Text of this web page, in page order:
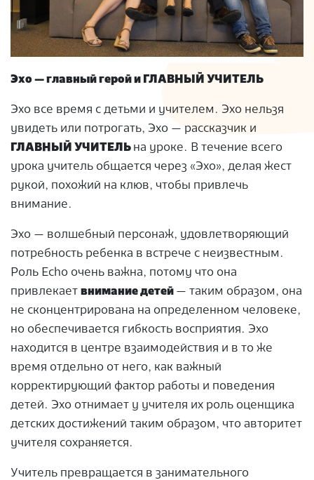
Эхо — главный герой и ГЛАВНЫЙ УЧИТЕЛЬ
Эхо все время с детьми и учителем. Эхо нельзя
увидеть или потрогать, Эхо — рассказчик и
ГЛАВНЫЙ УЧИТЕЛЬ на уроке. В течение всего
урока учитель общается через «Эхо», делая жест
рукой, похожий на клюв, чтобы привлечь
внимание.
Эхо — волшебный персонаж, удовлетворяющий
потребность ребенка в встрече с неизвестным.
Роль Еchо очень важна, потому что она
привлекает внимание детей — таким образом, она
не сконцентрирована на определенном человеке,
но обеспечивается гибкость восприятия. Эхо
находится в центре взаимодействия и в то же
время отдельно от него, как важный
корректирующий фактор работы и поведения
детей. Эхо отнимает у учителя их роль оценщика
детских достижений таким образом, что авторитет
учителя сохраняется.
Учитель превращается в занимательного